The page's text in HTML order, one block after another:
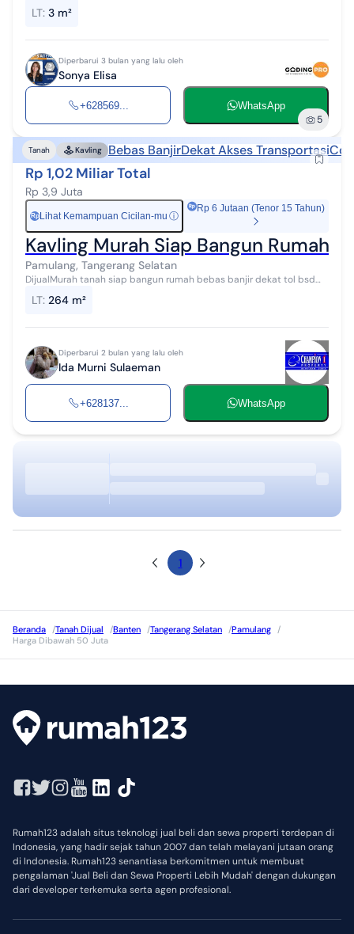
ini menawarkan k...
LT: 3 m²
Diperbarui 3 bulan yang lalu oleh
Sonya Elisa
+628569... WhatsApp
5
Tanah Kavling Bebas BanjirDekat Akses Transportasi
Rp 1,02 Miliar Total
Rp 3,9 Juta
Rp Lihat Kemampuan Cicilan-mu ⓘ
Rp 6 Jutaan (Tenor 15 Tahun)
Kavling Murah Siap Bangun Rumah
Pamulang, Tangerang Selatan
DijualMurah tanah siap bangun rumah bebas banjir dekat tol bsd
per m² nego
LT: 264 m²
Diperbarui 2 bulan yang lalu oleh
Ida Murni Sulaeman
+628137... WhatsApp
1
Beranda /Tanah Dijual /Banten /Tangerang Selatan /Pamulang
/
Harga Dibawah 50 Juta
Rumah123 adalah situs teknologi jual beli dan sewa properti terdepan di
Indonesia, yang hadir sejak tahun 2007 dan telah melayani jutaan orang
di Indonesia. Rumah123 senantiasa berkomitmen untuk membuat
pengalaman 'Jual Beli dan Sewa Properti Lebih Mudah' dengan dukungan
dari developer terkemuka serta agen profesional.